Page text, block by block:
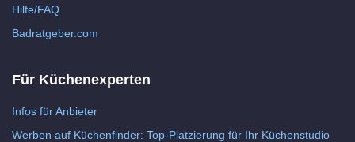
Hilfe/FAQ
Badratgeber.com
Für Küchenexperten
Infos für Anbieter
Werben auf Küchenfinder: Top-Platzierung für Ihr Küchenstudio